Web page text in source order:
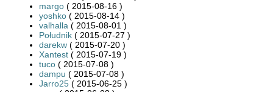
margo ( 2015-08-16 )
yoshko ( 2015-08-14 )
valhalla ( 2015-08-01 )
Południk ( 2015-07-27 )
darekw ( 2015-07-20 )
Xantest ( 2015-07-19 )
tuco ( 2015-07-08 )
dampu ( 2015-07-08 )
Jarro25 ( 2015-06-25 )